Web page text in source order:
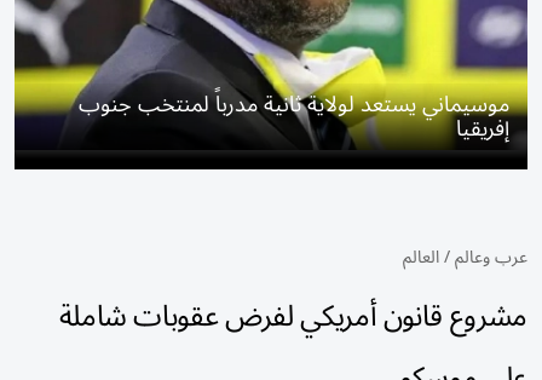
موسيماني يستعد لولاية ثانية مدرباً لمنتخب جنوب
إفريقيا
عرب وعالم/العالم
مشروع قانون أمريكي لفرض عقوبات شاملة